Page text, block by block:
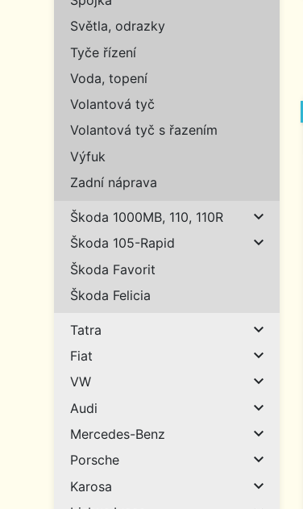
Světla, odrazky
Tyče řízení
Voda, topení
Volantová tyč
Volantová tyč s řazením
Výfuk
Zadní náprava
Škoda 1000MB, 110, 110R 
Škoda 105-Rapid 
Škoda Favorit
Škoda Felicia
Tatra 
Fiat 
VW 
Audi 
Mercedes-Benz 
Porsche 
Karosa 